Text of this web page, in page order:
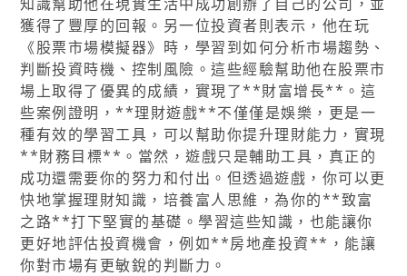
獲得了豐厚的回報。另一位投資者則表示，他在玩
《股票市場模擬器》時，學習到如何分析市場趨勢、
判斷投資時機、控制風險。這些經驗幫助他在股票市
場上取得了優異的成績，實現了**財富增長**。這
些案例證明，**理財遊戲**不僅僅是娛樂，更是一
種有效的學習工具，可以幫助你提升理財能力，實現
**財務目標**。當然，遊戲只是輔助工具，真正的
成功還需要你的努力和付出。但透過遊戲，你可以更
快地掌握理財知識，培養富人思維，為你的**致富
之路**打下堅實的基礎。學習這些知識，也能讓你
更好地評估投資機會，例如**房地產投資**，能讓
你對市場有更敏銳的判斷力。